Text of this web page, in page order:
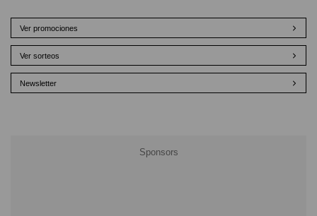
Ver promociones
Ver sorteos
Newsletter